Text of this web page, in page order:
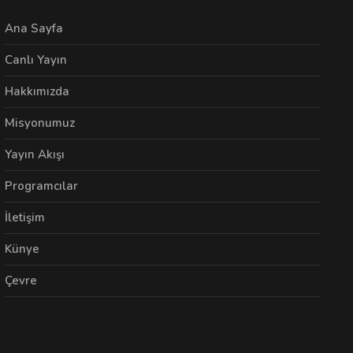
Ana Sayfa
Canlı Yayın
Hakkımızda
Misyonumuz
Yayın Akışı
Programcılar
İletişim
Künye
Çevre